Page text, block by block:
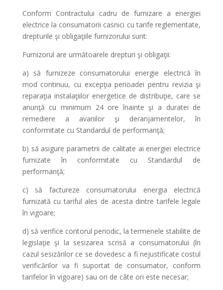
Conform Contractului cadru de furnizare a energiei
electrice la consumatorii casnici cu tarife reglementate,
drepturile şi obligaţiile furnizorului sunt:
Furnizorul are următoarele drepturi şi obligaţii:
a) să furnizeze consumatorului energie electrică în
mod continuu, cu excepţia perioadei pentru revizia şi
reparaţia instalaţiilor energetice de distribuţie, care se
anunţă cu minimum 24 ore înainte şi a duratei de
remediere a avariilor şi deranjamentelor, în
conformitate cu Standardul de performanţă;
b) să asigure parametrii de calitate ai energiei electrice
furnizate în conformitate cu Standardul de
performanţă;
c) să factureze consumatorului energia electrică
furnizată cu tariful ales de acesta dintre tarifele legale
în vigoare;
d) să verifice contorul periodic, la termenele stabilite de
legislaţie şi la sesizarea scrisă a consumatorului (în
cazul sesizărilor ce se dovedesc a fi nejustificate costul
verificărilor va fi suportat de consumator, conform
tarifelor în vigoare) sau ori de câte ori este necesar;